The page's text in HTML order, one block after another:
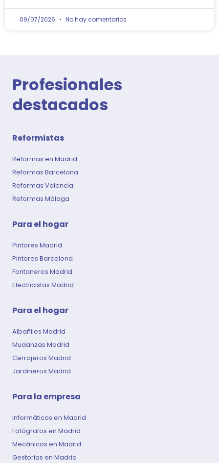
09/07/2026 No hay comentarios
Profesionales
destacados
Reformistas
Reformas en Madrid
Reformas Barcelona
Reformas Valencia
Reformas Málaga
Para el hogar
Pintores Madrid
Pintores Barcelona
Fontaneros Madrid
Electricistas Madrid
Para el hogar​
Albañiles Madrid
Mudanzas Madrid
Cerrajeros Madrid
Jardineros Madrid
Para la empresa
Informáticos en Madrid
Fotógrafos en Madrid
Mecánicos en Madrid
Gestorias en Madrid